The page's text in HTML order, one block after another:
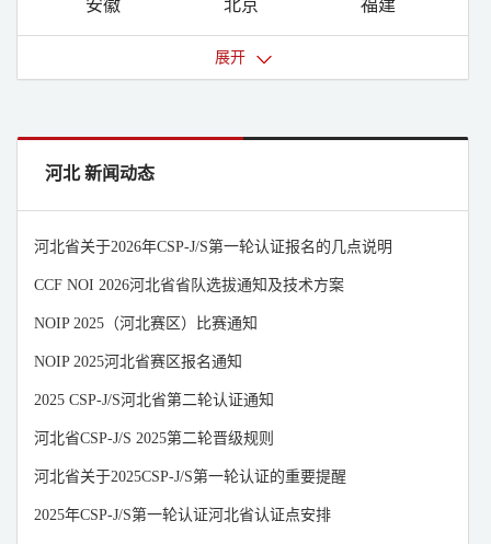
安徽 北京 福建
贵州 海南 河北
湖南
山东 山西 陕西
上海 四川
新疆 浙江
宁夏 云南
香港 青海
台湾
展开
河北 新闻动态
河北省关于2026年CSP-J/S第一轮认证报名的几点说明
CCF NOI 2026河北省省队选拔通知及技术方案
NOIP 2025（河北赛区）比赛通知
NOIP 2025河北省赛区报名通知
2025 CSP-J/S河北省第二轮认证通知
河北省CSP-J/S 2025第二轮晋级规则
河北省关于2025CSP-J/S第一轮认证的重要提醒
2025年CSP-J/S第一轮认证河北省认证点安排